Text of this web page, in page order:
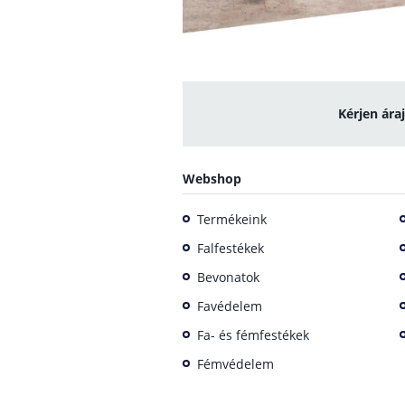
Kérjen
Webshop
Termékeink
Falfestékek
Bevonatok
Favédelem
Fa- és fémfestékek
Fémvédelem